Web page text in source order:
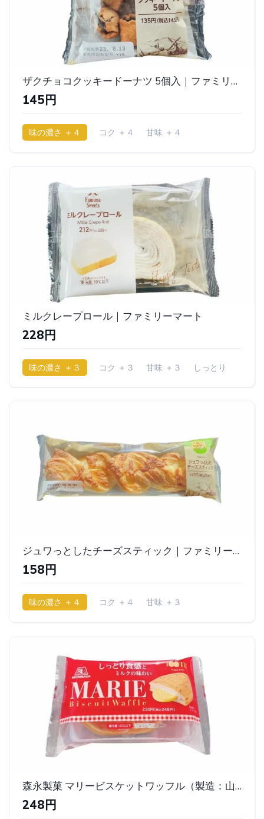
ザクチョコクッキードーナツ 5個入｜ファミリーマート
145円
味の濃さ ＋４ コク ＋４
甘味 ＋４
ミルクレープロール｜ファミリーマート
228円
味の濃さ ＋３ コク ＋３ 甘味 ＋３ しっとり
ジュワっとしたチーズスティック｜ファミリーマート
158円
味の濃さ ＋４ コク ＋４
甘味 ＋３
森永製菓 マリービスケットワッフル（製造：山崎製パン）｜ファミリーマート
248円